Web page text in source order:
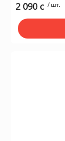
2 090 c / шт.